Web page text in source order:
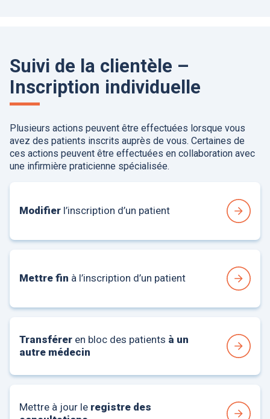
Suivi de la clientèle –
Inscription individuelle
Plusieurs actions peuvent être effectuées lorsque vous
avez des patients inscrits auprès de vous. Certaines de
ces actions peuvent être effectuées en collaboration avec
une infirmière praticienne spécialisée.
Modifier l’inscription d’un patient
Mettre fin à l’inscription d’un patient
Transférer en bloc des patients à un
autre médecin
Mettre à jour le registre des